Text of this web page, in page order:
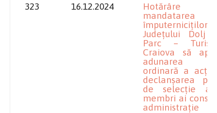
323 16.12.2024
Hotărâre
mandatarea
împuterniciților
Județului Dolj
Parc –
Craiova să
adunarea
ordinară a
declanșarea
de selecție a
membri ai
administrație